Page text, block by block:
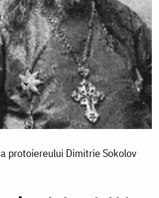
protoiereului Dimitrie Sokolov